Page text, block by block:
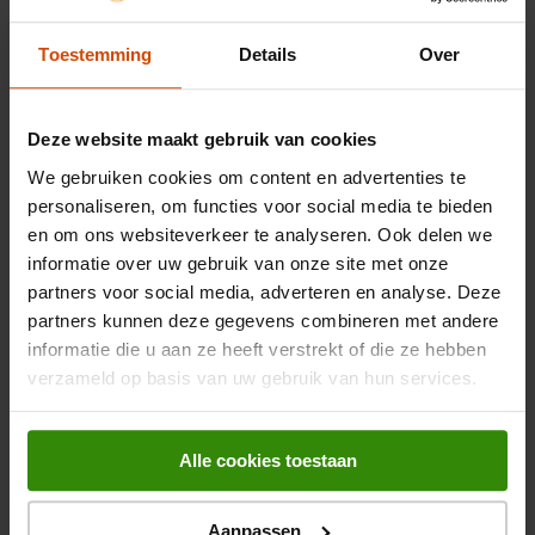
Toestemming Details Over
Deze website maakt gebruik van cookies
We gebruiken cookies om content en advertenties te
personaliseren, om functies voor social media te bieden
en om ons websiteverkeer te analyseren. Ook delen we
informatie over uw gebruik van onze site met onze
partners voor social media, adverteren en analyse. Deze
partners kunnen deze gegevens combineren met andere
informatie die u aan ze heeft verstrekt of die ze hebben
verzameld op basis van uw gebruik van hun services.
Alle cookies toestaan
Aanpassen
EAN 8720922174628
Gewicht en omvang
Breedte verpakking 237 mm
Diepte verpakking 239 mm
Hoogte verpakking 38 mm
Gewicht verpakking 207 g
Maximale schermgrootte
Bekijk alle specificaties